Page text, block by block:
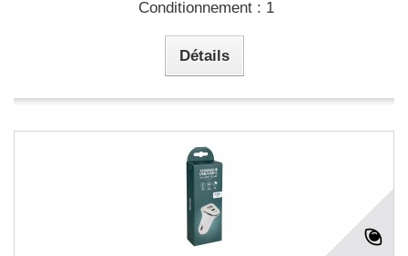
Conditionnement : 1
Détails